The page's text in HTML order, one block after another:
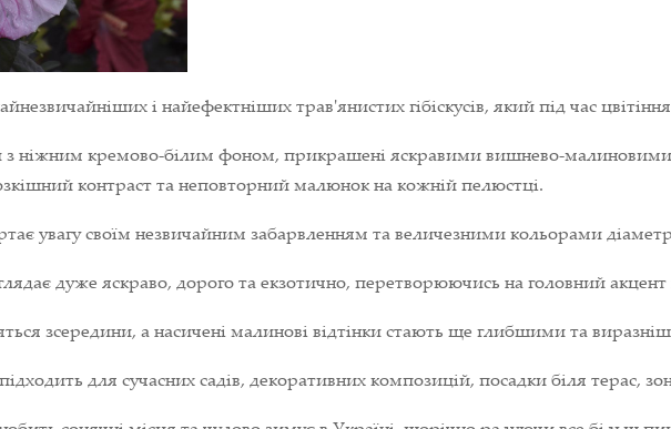
і найефектніших трав'янистих гібіскусів, який під час
з ніжним кремово-білим фоном, прикрашені яскравими вишнево-
контраст та неповторний малюнок на кожній пелюстці.
увагу своїм незвичайним забарвленням та величезними кольорами
дуже яскраво, дорого та екзотично, перетворюючись на головний
зсередини, а насичені малинові відтінки стають ще глибшими та
для сучасних садів, декоративних композицій, посадки біля терас,